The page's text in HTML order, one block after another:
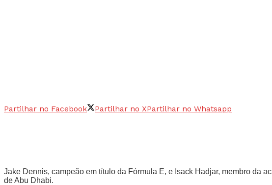
Partilhar no Facebook Partilhar no XPartilhar no Whatsapp
Jake Dennis, campeão em título da Fórmula E, e Isack Hadjar, membro da
de Abu Dhabi.